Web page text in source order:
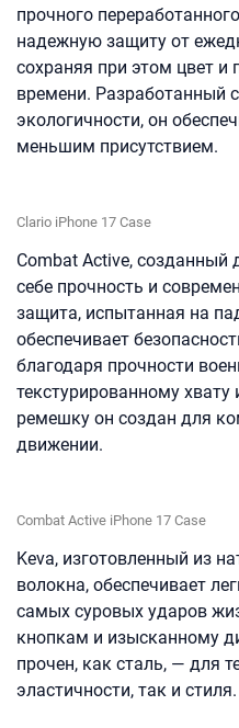
прочного
надежную защиту от
сохраняя при этом цвет и
времени. Разработанный
экологичности, он
меньшим присутствием.
Clario iPhone 17 Case
Combat Active, созданный
себе прочность и
защита, испытанная на
обеспечивает
благодаря прочности
текстурированному
ремешку он создан для
движении.
Combat Active iPhone 17 Case
Keva, изготовленный из
волокна, обеспечивает
самых суровых ударов
кнопкам и изысканному
прочен, как сталь, — для
эластичности, так и стиля.